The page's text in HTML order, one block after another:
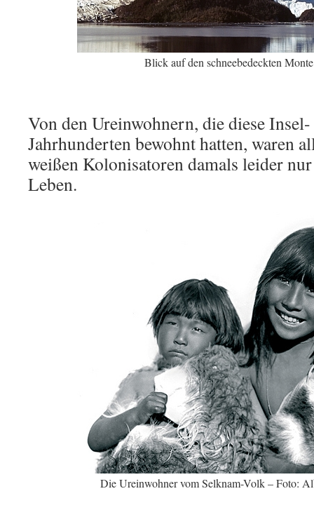
Blick auf den schneebedeckten
Von den Ureinwohnern, die diese
Jahrhunderten bewohnt hatten, waren
weißen Kolonisatoren damals leider
Leben.
Die Ureinwohner vom Selknam-Volk – Foto: